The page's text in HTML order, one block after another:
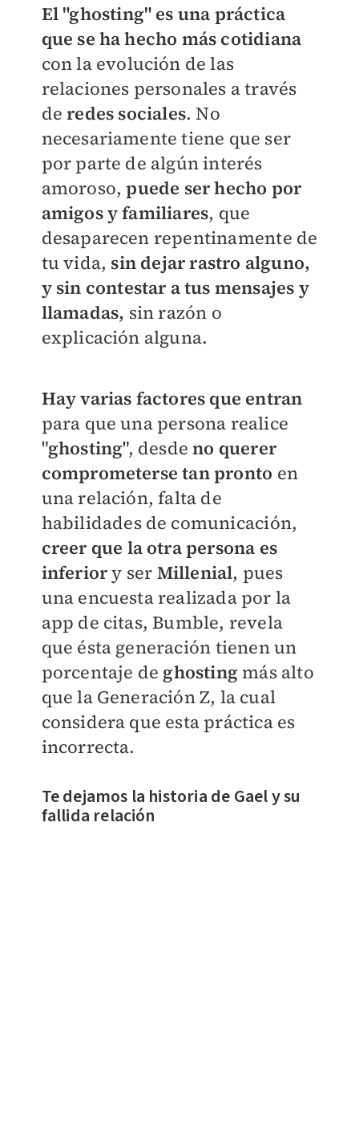
El "ghosting" es una práctica
que se ha hecho más cotidiana
con la evolución de las
relaciones personales a través
deredes sociales. No
necesariamente tiene que ser
por parte de algún interés
amoroso, puede ser hecho por
amigos y familiares, que
desaparecen repentinamente de
tu vida, sin dejar rastro alguno,
y sin contestar a tus mensajes y
llamadas, sin razón o
explicación alguna.
Hay varias factores que entran
para que una persona realice
"ghosting", desdeno querer
comprometerse tan pronto en
una relación, falta de
habilidades de comunicación,
creer que la otra persona es
inferiory ser Millenial, pues
una encuesta realizada por la
app de citas, Bumble, revela
que ésta generación tienen un
porcentaje de ghostingmás alto
que la Generación Z, la cual
considera que esta práctica es
incorrecta.
Te dejamos la historia de Gael y su
fallida relación